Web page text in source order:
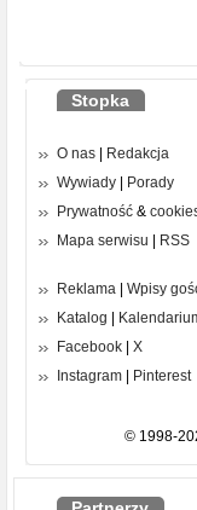
Stopka
O nas
Redakcja
Wywiady
Porady
Prywatność &
Mapa serwisu
RSS
Reklama
Wpisy
Katalog
Facebook
X
Instagram
Pinterest
© 1998-